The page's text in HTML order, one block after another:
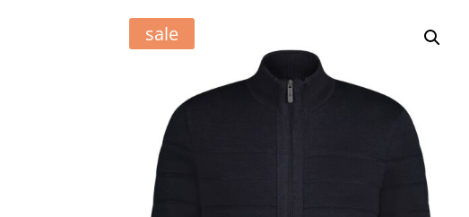
sale